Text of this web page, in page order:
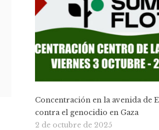
Concentración en la avenida de
contra el genocidio en Gaza
2 de octubre de 2025